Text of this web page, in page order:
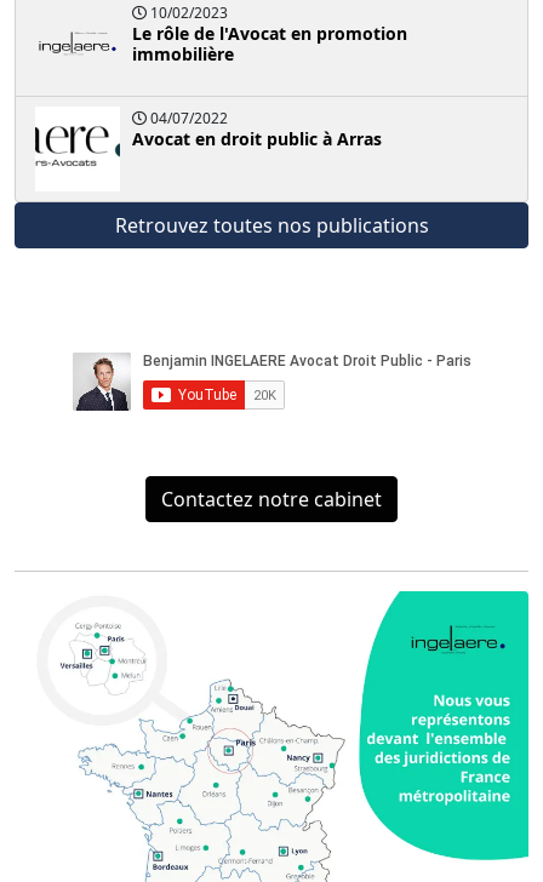
10/02/2023
Le rôle de l'Avocat en promotion
immobilière
04/07/2022
Avocat en droit public à Arras
Retrouvez toutes nos publications
Contactez notre cabinet